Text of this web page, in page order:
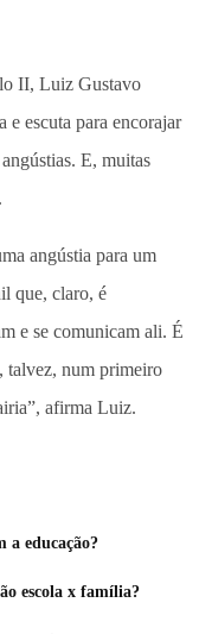
II, Luiz Gustavo
e escuta para encorajar
E, muitas
angústia para um
que, claro, é
e se comunicam ali. É
talvez, num primeiro
afirma Luiz.
a educação?
escola x família?